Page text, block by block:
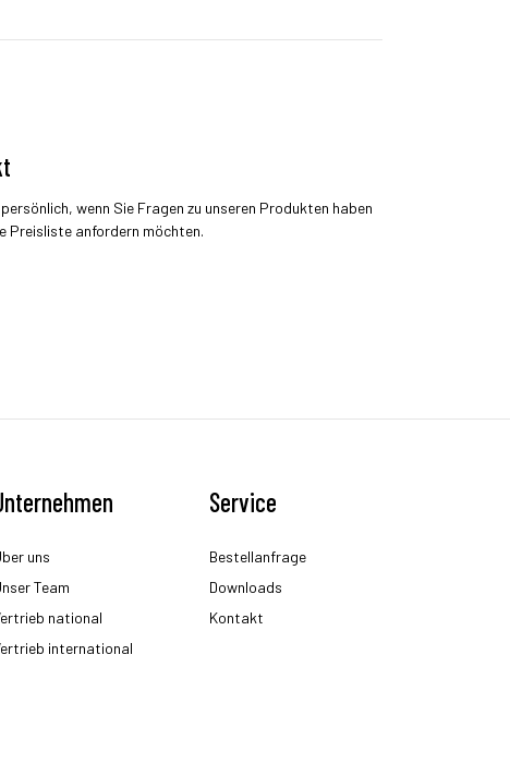
wenn Sie Fragen zu unseren Produkten haben
Preisliste anfordern möchten.
uns
Team
national
international
Service
Bestellanfrage
Downloads
Kontakt